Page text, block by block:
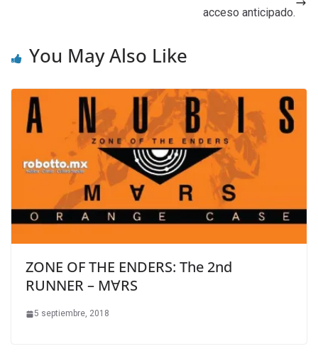
acceso anticipado.
You May Also Like
ZONE OF THE ENDERS: The 2nd
RUNNER – M∀RS
5 septiembre, 2018